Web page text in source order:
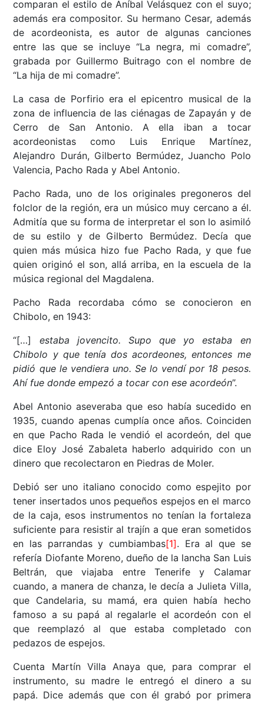
comparan el estilo de Aníbal Velásquez con el suyo;
además era compositor. Su hermano Cesar, además
de acordeonista, es autor de algunas canciones
entre las que se incluye “La negra, mi comadre”,
grabada por Guillermo Buitrago con el nombre de
“La hija de mi comadre”.
La casa de Porfirio era el epicentro musical de la
zona de influencia de las ciénagas de Zapayán y de
Cerro de San Antonio. A ella iban a tocar
acordeonistas como Luis Enrique Martínez,
Alejandro Durán, Gilberto Bermúdez, Juancho Polo
Valencia, Pacho Rada y Abel Antonio.
Pacho Rada, uno de los originales pregoneros del
folclor de la región, era un músico muy cercano a él.
Admitía que su forma de interpretar el son lo asimiló
de su estilo y de Gilberto Bermúdez. Decía que
quien más música hizo fue Pacho Rada, y que fue
quien originó el son, allá arriba, en la escuela de la
música regional del Magdalena.
Pacho Rada recordaba cómo se conocieron en
Chibolo, en 1943:
“[…] estaba jovencito. Supo que yo estaba en
Chibolo y que tenía dos acordeones, entonces me
pidió que le vendiera uno. Se lo vendí por 18 pesos.
Ahí fue donde empezó a tocar con ese acordeón”.
Abel Antonio aseveraba que eso había sucedido en
1935, cuando apenas cumplía once años. Coinciden
en que Pacho Rada le vendió el acordeón, del que
dice Eloy José Zabaleta haberlo adquirido con un
dinero que recolectaron en Piedras de Moler.
Debió ser uno italiano conocido como espejito por
tener insertados unos pequeños espejos en el marco
de la caja, esos instrumentos no tenían la fortaleza
suficiente para resistir al trajín a que eran sometidos
en las parrandas y cumbiambas[1]. Era al que se
refería Diofante Moreno, dueño de la lancha San Luis
Beltrán, que viajaba entre Tenerife y Calamar
cuando, a manera de chanza, le decía a Julieta Villa,
que Candelaria, su mamá, era quien había hecho
famoso a su papá al regalarle el acordeón con el
que reemplazó al que estaba completado con
pedazos de espejos.
Cuenta Martín Villa Anaya que, para comprar el
instrumento, su madre le entregó el dinero a su
papá. Dice además que con él grabó por primera